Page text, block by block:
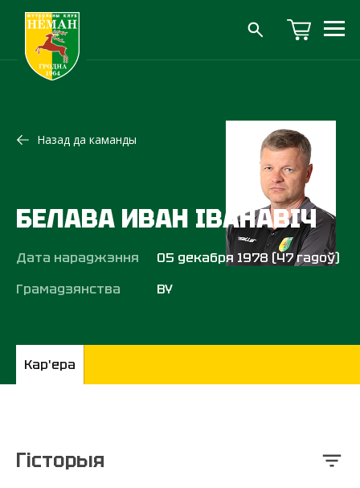
Назад да каманды
БЕЛАВА ИВАН ІВАНАВІЧ
Дата нараджэння
05 декабря 1978 (47 гадоў)
Грамадзянства
BY
Кар'ера
Гісторыя